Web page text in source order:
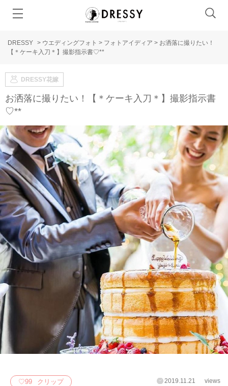
DRESSY > ウエディングフォト > フォトアイディア > お洒落に撮りたい！
【＊ケーキ入刀＊】撮影指示書♡**
DRESSY花嫁
お洒落に撮りたい！【＊ケーキ入刀＊】撮影指示書
♡**
♡99 クリップ 2019.11.21 views